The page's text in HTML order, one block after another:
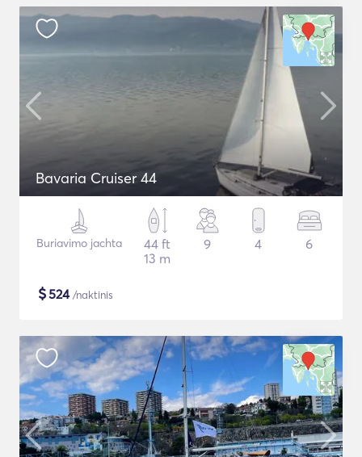
Bavaria Cruiser 44
Buriavimo jachta
44 ft
13 m
9 4 6
$524/naktinis